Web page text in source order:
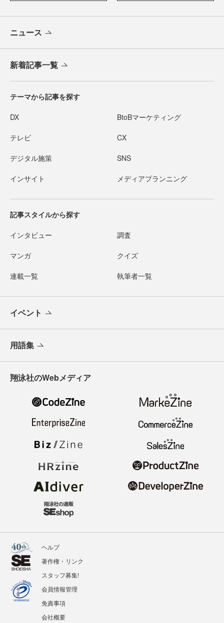
ニュース
新着記事一覧
テーマから記事を探す
DX BtoBマーケティング
テレビ CX
デジタル施策 SNS
インサイト メディアプランニング
記事スタイルから探す
インタビュー 調査
マンガ クイズ
連載一覧 執筆者一覧
イベント
用語集
翔泳社のWebメディア
ヘルプ
著作権・リンク
スタッフ募集!
会員情報管理
免責事項
会社概要